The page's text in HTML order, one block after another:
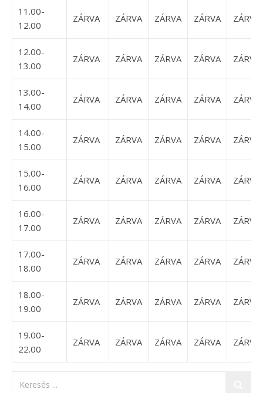
11.00-
12.00
ZÁRVA ZÁRVA ZÁRVA ZÁRVA ZÁRVA
12.00-
13.00
ZÁRVA ZÁRVA ZÁRVA ZÁRVA ZÁRVA
13.00-
14.00
ZÁRVA ZÁRVA ZÁRVA ZÁRVA ZÁRVA
14.00-
15.00
ZÁRVA ZÁRVA ZÁRVA ZÁRVA ZÁRVA
15.00-
16.00
ZÁRVA ZÁRVA ZÁRVA ZÁRVA ZÁRVA
16.00-
17.00
ZÁRVA ZÁRVA ZÁRVA ZÁRVA ZÁRVA
17.00-
18.00
ZÁRVA ZÁRVA ZÁRVA ZÁRVA ZÁRVA
18.00-
19.00
ZÁRVA ZÁRVA ZÁRVA ZÁRVA ZÁRVA
19.00-
22.00
ZÁRVA ZÁRVA ZÁRVA ZÁRVA ZÁRVA